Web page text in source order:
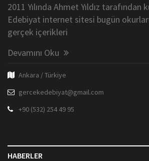
2011 Yılında Ahmet Yıldız tarafından
Edebiyat internet sitesi bugün
gerçek içerikleri
Devamını Oku
Ankara / Türkiye
gercekedebiyat@gmail.com
+90 (532) 254 49 95
HABERLER